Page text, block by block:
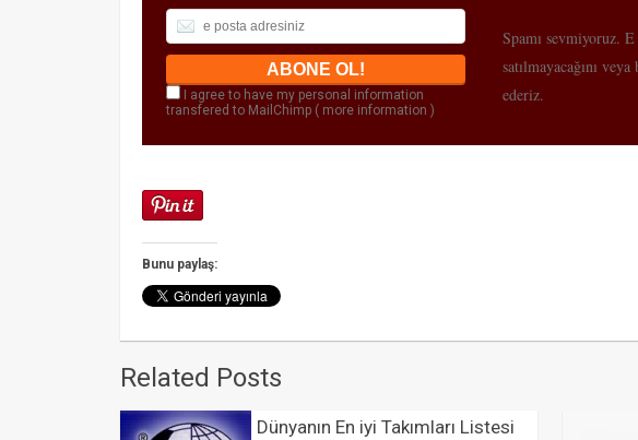
I agree to have my personal information
transfered to MailChimp ( more information )
Spamı sevmiyoruz.
satılmayacağını
ederiz.
Bunu paylaş:
Related Posts
Dünyanın En iyi Takımları Listesi